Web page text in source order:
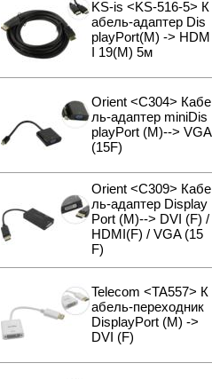
KS-is <KS-516-5> К
абель-адаптер Dis
playPort(M) -> HDM
I 19(M) 5м
Orient <C304> Кабе
ль-адаптер miniDis
playPort (M)--> VGA
(15F)
Orient <C309> Кабе
ль-адаптер Display
Port (M)--> DVI (F) /
HDMI(F) / VGA (15
F)
Telecom <TA557> К
абель-переходник
DisplayPort (M) ->
DVI (F)